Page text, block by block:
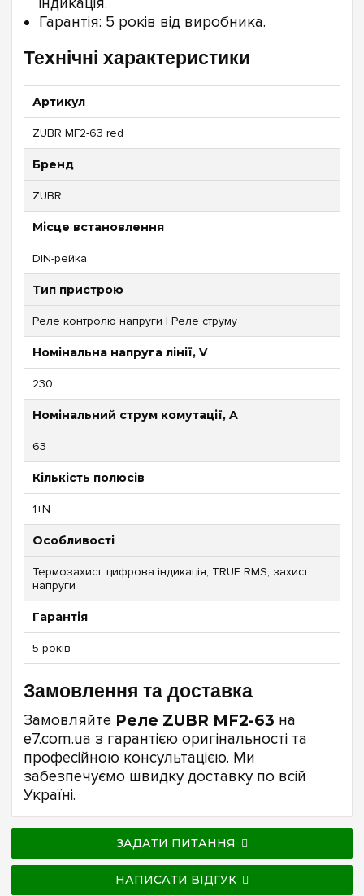
Гарантія: 5 років від виробника.
Технічні характеристики
Артикул
ZUBR MF2-63 red
Бренд
ZUBR
Місце встановлення
DIN-рейка
Тип пристрою
Реле контролю напруги | Реле струму
Номінальна напруга лінії, V
230
Номінальний струм комутації, A
63
Кількість полюсів
1+N
Особливості
Термозахист, цифрова індикація, TRUE RMS, захист
напруги
Гарантія
5 років
Замовлення та доставка
Замовляйте Реле ZUBR MF2-63 на
e7.com.ua з гарантією оригінальності та
професійною консультацією. Ми
забезпечуємо швидку доставку по всій
Україні.
ЗАДАТИ ПИТАННЯ
НАПИСАТИ ВІДГУК